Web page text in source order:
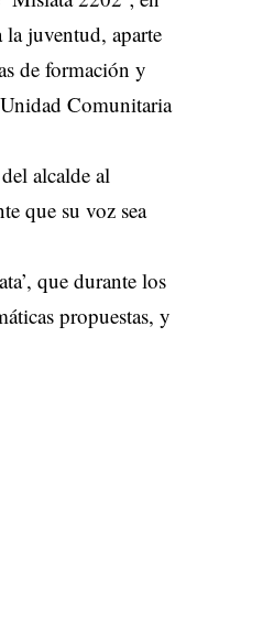
juventud, aparte
de formación y
Comunitaria
alcalde al
que su voz sea
que durante los
propuestas, y